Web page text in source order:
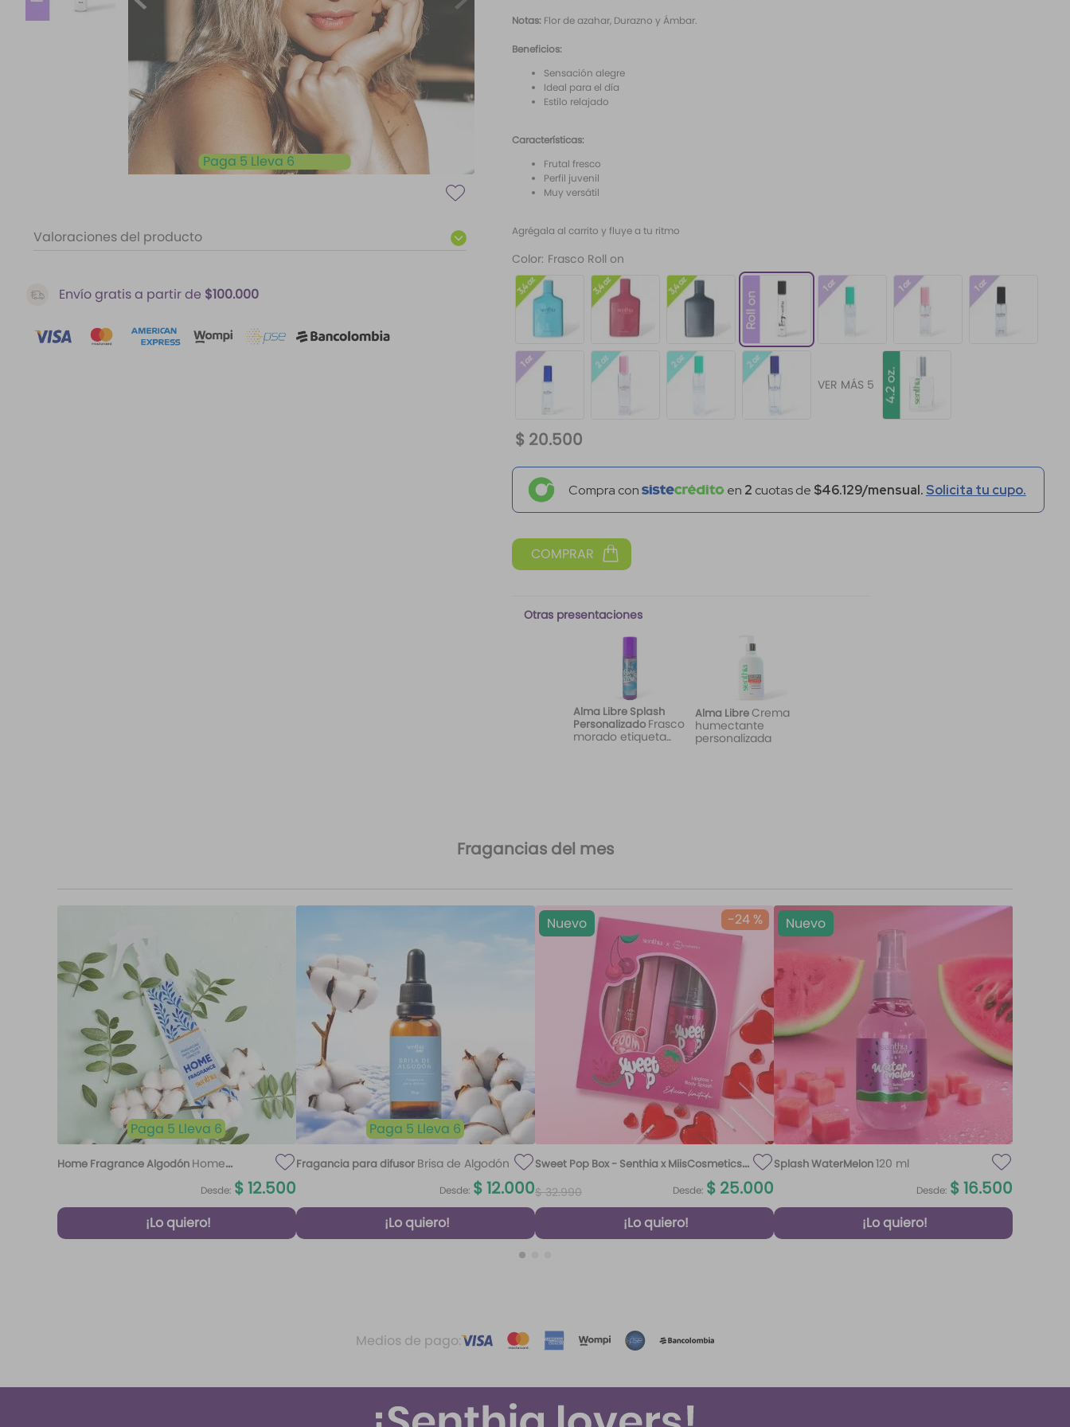
Paga 5 Lleva 6
Valoraciones del producto
Envío gratis a partir de $100.000
Notas: Flor de azahar, Durazno y Ámbar.
Beneficios:
Sensación alegre
Ideal para el día
Estilo relajado
Características:
Frutal fresco
Perfil juvenil
Muy versátil
Agrégala al carrito y fluye a tu ritmo
Color: Frasco Roll on
VER MÁS 5
$ 20.500
Compra con en 2 cuotas de $46.129/mensual. Solicita tu cupo.
Otras presentaciones
Alma Libre Splash
Personalizado Frasco
morado etiqueta
Alma LibreCrema
humectante
personalizada
Fragancias del mes
Paga 5 Lleva 6
Home Fragrance Algodón Home
Desde: $12.500
¡Lo quiero!
Paga 5 Lleva 6
Fragancia para difusor Brisa de Algodón
Desde: $12.000
¡Lo quiero!
-24 %
Nuevo
Sweet Pop Box - Senthia x MiisCosmetics
$ 32.990 Desde: $ 25.000
¡Lo quiero!
Nuevo
Splash WaterMelon120 ml
Desde: $16.500
¡Lo quiero!
Medios de pago:
santal 33